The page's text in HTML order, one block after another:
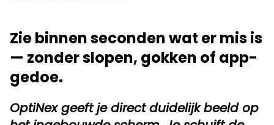
Zie binnen seconden wat er mis is
— zonder slopen, gokken of app-
gedoe.
OptiNex geeft je direct duidelijk beeld op